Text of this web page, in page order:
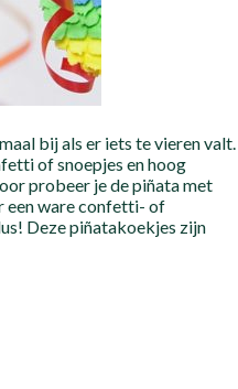
bij als er iets te vieren valt.
of snoepjes en hoog
probeer je de piñata met
een ware confetti- of
Deze piñatakoekjes zijn